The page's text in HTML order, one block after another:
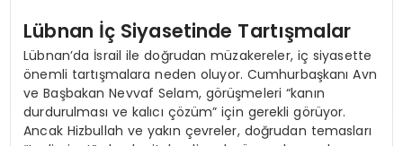
Lübnan İç Siyasetinde Tartışmalar
Lübnan’da İsrail ile doğrudan müzakereler, iç siyasette
önemli tartışmalara neden oluyor. Cumhurbaşkanı Avn
ve Başbakan Nevvaf Selam, görüşmeleri “kanın
durdurulması ve kalıcı çözüm” için gerekli görüyor.
Ancak Hizbullah ve yakın çevreler, doğrudan temasları